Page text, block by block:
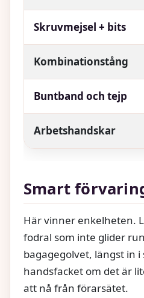
Skruvmejsel + bits
Kombinationstång
Buntband och tejp
Arbetshandskar
Smart
Här vinner enkelheten.
fodral som inte glider
bagagegolvet, längst in i
handsfacket om det är
att nå från förarsätet.